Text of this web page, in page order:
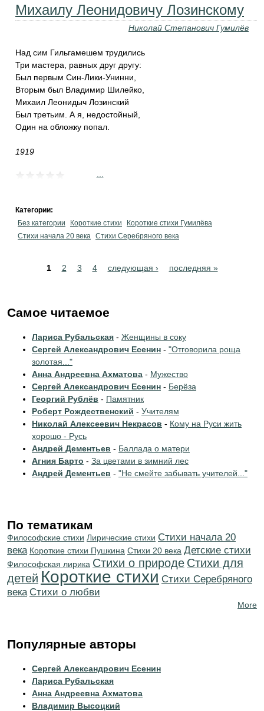
Михаилу Леонидовичу Лозинскому
Николай Степанович Гумилёв
Над сим Гильгамешем трудились
Три мастера, равных друг другу:
Был первым Син-Лики-Унинни,
Вторым был Владимир Шилейко,
Михаил Леонидыч Лозинский
Был третьим. А я, недостойный,
Один на обложку попал.
1919
Категории:
Без категории
Короткие стихи
Короткие стихи Гумилёва
Cтихи начала 20 века Cтихи Серебряного века
1 2 3 4 следующая › последняя »
Самое читаемое
Лариса Рубальская - Женщины в соку
Сергей Александрович Есенин - "Отговорила роща
золотая..."
Анна Андреевна Ахматова - Мужество
Сергей Александрович Есенин - Берёза
Георгий Рублёв - Памятник
Роберт Рождественский - Учителям
Николай Алексеевич Некрасов - Кому на Руси жить
хорошо - Русь
Андрей Дементьев - Баллада о матери
Агния Барто - За цветами в зимний лес
Андрей Дементьев - "Не смейте забывать учителей..."
По тематикам
Философские стихи Лирические стихи Cтихи начала 20
века Короткие стихи Пушкина Стихи 20 века Детские стихи
Философская лирика Стихи о природе Стихи для
детей Короткие стихи Cтихи Серебряного
века Стихи о любви
More
Популярные авторы
Сергей Александрович Есенин
Лариса Рубальская
Анна Андреевна Ахматова
Владимир Высоцкий